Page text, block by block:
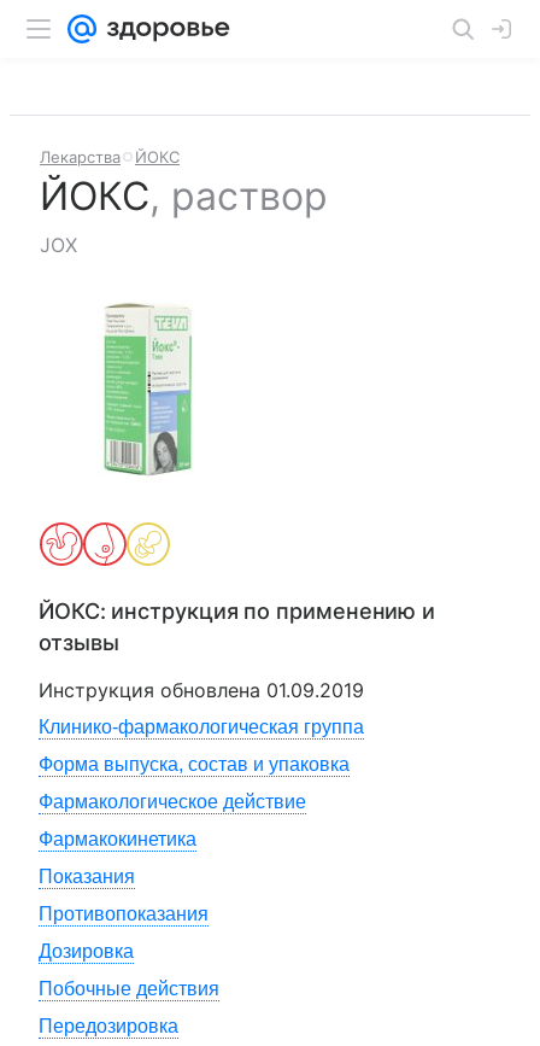
Лекарства ЙОКС
ЙОКС, раствор
JOX
ЙОКС: инструкция по применению и
отзывы
Инструкция обновлена 01.09.2019
Клинико-фармакологическая группа
Форма выпуска, состав и упаковка
Фармакологическое действие
Фармакокинетика
Показания
Противопоказания
Дозировка
Побочные действия
Передозировка